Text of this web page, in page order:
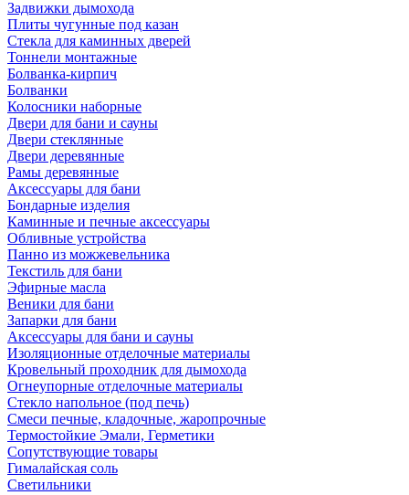
Задвижки дымохода
Плиты чугунные под казан
Стекла для каминных дверей
Тоннели монтажные
Болванка-кирпич
Болванки
Колосники наборные
Двери для бани и сауны
Двери стеклянные
Двери деревянные
Рамы деревянные
Аксессуары для бани
Бондарные изделия
Каминные и печные аксессуары
Обливные устройства
Панно из можжевельника
Текстиль для бани
Эфирные масла
Веники для бани
Запарки для бани
Аксессуары для бани и сауны
Изоляционные отделочные материалы
Кровельный проходник для дымохода
Огнеупорные отделочные материалы
Стекло напольное (под печь)
Смеси печные, кладочные, жаропрочные
Термостойкие Эмали, Герметики
Сопутствующие товары
Гималайская соль
Светильники